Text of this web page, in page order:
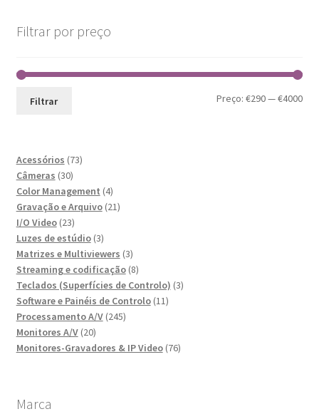
Filtrar por preço
Filtrar Preço:€290—€4000
Acessórios 7373
Câmeras 3030
produtos
Color Management 44
produtos
Gravação e Arquivo 2121
I/O Video 2323
produtos
Luzes de estúdio 33
produtos
Matrizes e Multiviewers 33
produtos
Streaming e codificação 88
produtos
Teclados (Superfícies de Controlo) 33
Software e Painéis de Controlo 1111
Processamento A/V 245245
Monitores A/V 2020
produtos
Monitores-Gravadores & IP Video 7676
Marca